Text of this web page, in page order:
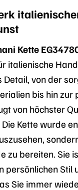
Kette
italienische
Detail, von der
bis hin zur
von höchster
Kette wurde
zu bereiten. Sie
persönlichen Stil
Sie immer